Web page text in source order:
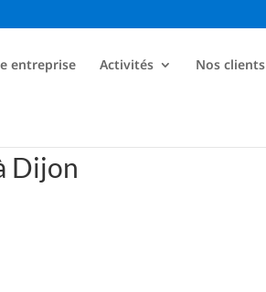
entreprise Activités Nos clients
Dijon